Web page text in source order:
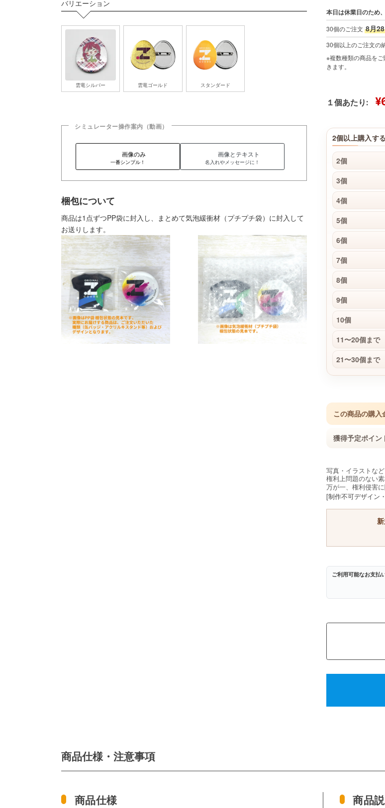
バリエーション
雲竜シルバー 雲竜ゴールド スタンダード
シミュレーター操作案内（動画）
画像のみ
一番シンプル！
画像とテキスト
名入れやメッセージに！
梱包について
商品は1点ずつPP袋に封入し、まとめて気泡緩衝材（プチプチ袋）に封入して
お送りします。
本日は休業日のため
30個のご注文 8月
30個以上のご注文の
※複数種類の商品を
きます。
１個あたり:
2個以上購入す
2個
3個
4個
5個
6個
7個
8個
9個
10個
11〜20個まで
21〜30個まで
この商品の購入
獲得予定ポイン
写真・イラストな
権利上問題のない
万が一、権利侵害
[制作不可デザイン
ご利用可能なお支払
商品仕様・注意事項
商品仕様 商品